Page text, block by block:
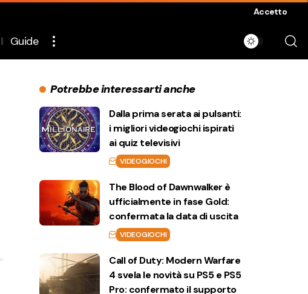
Accetto
Guide
Potrebbe interessarti anche
Dalla prima serata ai pulsanti:
i migliori videogiochi ispirati
ai quiz televisivi
VIDEOGIOCHI
The Blood of Dawnwalker è
ufficialmente in fase Gold:
confermata la data di uscita
VIDEOGIOCHI
Call of Duty: Modern Warfare
4 svela le novità su PS5 e PS5
Pro: confermato il supporto